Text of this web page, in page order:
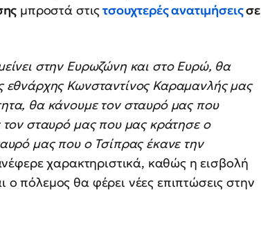
μπροστά στιςτσουχτερές ανατιμήσειςσε
στην Ευρωζώνη και στο Ευρώ, θα
εθνάρχης Κωνσταντίνος Καραμανλής μας
θα κάνουμε τον σταυρό μας που
σταυρό μας που μας κράτησε ο
μας που ο Τσίπρας έκανε την
χαρακτηριστικά, καθώς η εισβολή
πόλεμος θα φέρει νέες επιπτώσεις στην